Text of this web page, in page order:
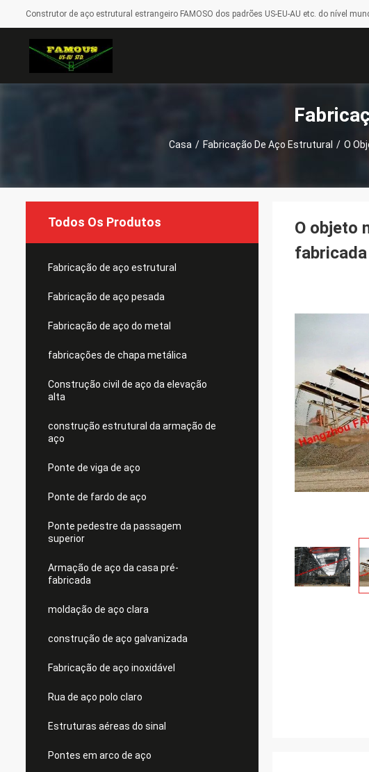
Construtor de aço estrutural estrangeiro FAMOSO dos padrões US-EU-AU etc. do nível
Casa / Fabricação De Aço Estrutural / O
Todos Os Produtos
Fabricação de aço estrutural
Fabricação de aço pesada
Fabricação de aço do metal
fabricações de chapa metálica
Construção civil de aço da elevação
alta
construção estrutural da armação de
aço
Ponte de viga de aço
Ponte de fardo de aço
Ponte pedestre da passagem
superior
Armação de aço da casa pré-
fabricada
moldação de aço clara
construção de aço galvanizada
Fabricação de aço inoxidável
Rua de aço polo claro
Estruturas aéreas do sinal
Pontes em arco de aço
O objeto